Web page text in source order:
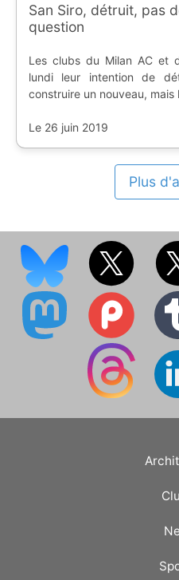
San Siro, détruit, pas
question
Les clubs du Milan AC et
lundi leur intention de
construire un nouveau,
Le 26 juin 2019
Plus